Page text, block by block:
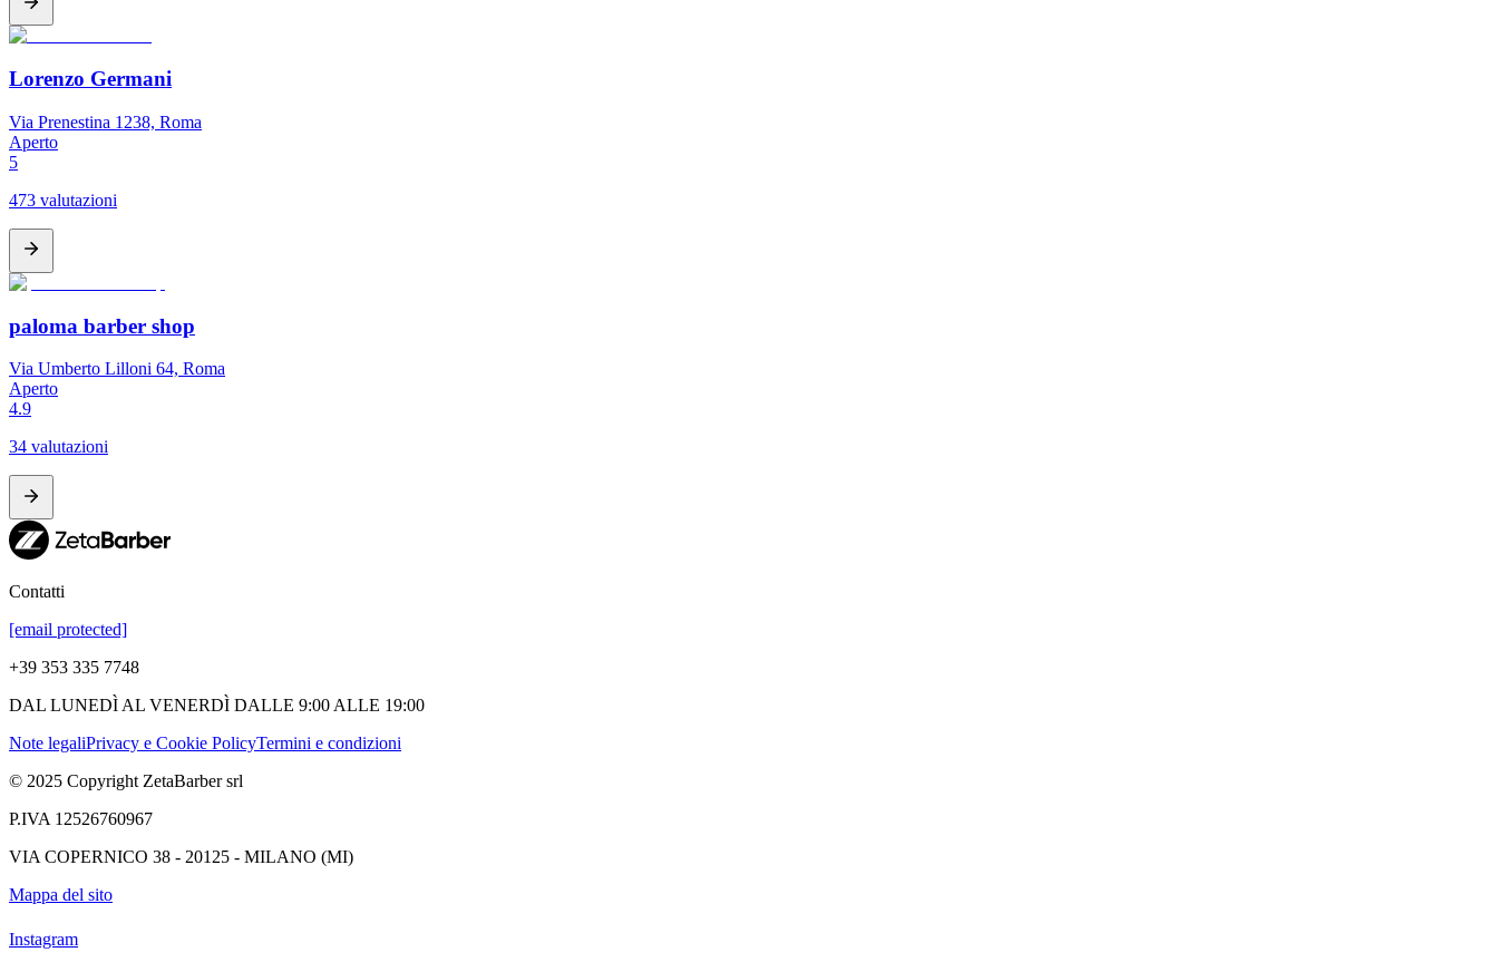
Lorenzo Germani
Via Prenestina 1238, Roma
Aperto
5
473 valutazioni
paloma barber shop
Via Umberto Lilloni 64, Roma
Aperto
4.9
34 valutazioni
Contatti
[email protected]
+39 353 335 7748
DAL LUNEDÌ AL VENERDÌ DALLE 9:00 ALLE 19:00
Note legaliPrivacy e Cookie PolicyTermini e condizioni
© 2025 Copyright ZetaBarber srl
P.IVA 12526760967
VIA COPERNICO 38 - 20125 - MILANO (MI)
Mappa del sito
Instagram